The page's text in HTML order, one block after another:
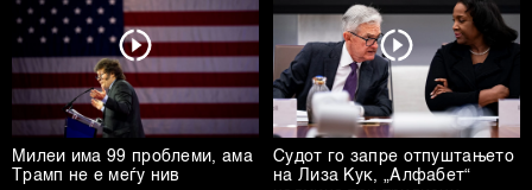
Милеи има 99 проблеми, ама
Трамп не е меѓу нив
Судот го запре отпуштањето
на Лиза Кук, „Алфабет“